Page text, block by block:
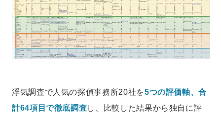
浮気調査で人気の探偵事務所20社を5つの評価軸、合
計64項目で徹底調査し、比較した結果から独自に評